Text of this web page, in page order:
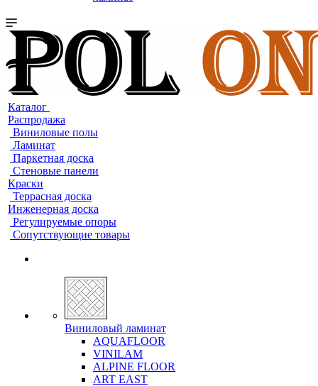
Каталог
Распродажа
Виниловые полы
Ламинат
Паркетная доска
Стеновые панели
Краски
Террасная доска
Инженерная доска
Регулируемые опоры
Сопутствующие товары
Виниловый ламинат
AQUAFLOOR
VINILAM
ALPINE FLOOR
ART EAST